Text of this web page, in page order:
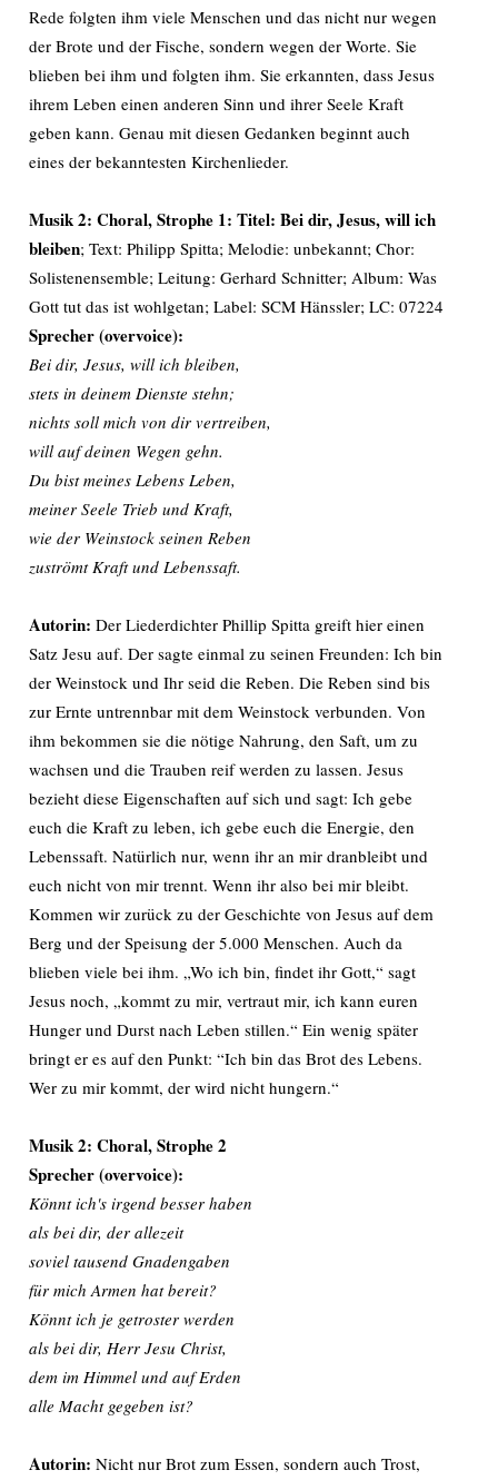
Rede folgten ihm viele Menschen und das nicht nur wegen
der Brote und der Fische, sondern wegen der Worte. Sie
blieben bei ihm und folgten ihm. Sie erkannten, dass Jesus
ihrem Leben einen anderen Sinn und ihrer Seele Kraft
geben kann. Genau mit diesen Gedanken beginnt auch
eines der bekanntesten Kirchenlieder.
Musik 2: Choral, Strophe 1: Titel: Bei dir, Jesus, will ich
bleiben; Text: Philipp Spitta; Melodie: unbekannt; Chor:
Solistenensemble; Leitung: Gerhard Schnitter; Album: Was
Gott tut das ist wohlgetan; Label: SCM Hänssler; LC: 07224
Sprecher (overvoice):
Bei dir, Jesus, will ich bleiben,
stets in deinem Dienste stehn;
nichts soll mich von dir vertreiben,
will auf deinen Wegen gehn.
Du bist meines Lebens Leben,
meiner Seele Trieb und Kraft,
wie der Weinstock seinen Reben
zuströmt Kraft und Lebenssaft.
Autorin: Der Liederdichter Phillip Spitta greift hier einen
Satz Jesu auf. Der sagte einmal zu seinen Freunden: Ich bin
der Weinstock und Ihr seid die Reben. Die Reben sind bis
zur Ernte untrennbar mit dem Weinstock verbunden. Von
ihm bekommen sie die nötige Nahrung, den Saft, um zu
wachsen und die Trauben reif werden zu lassen. Jesus
bezieht diese Eigenschaften auf sich und sagt: Ich gebe
euch die Kraft zu leben, ich gebe euch die Energie, den
Lebenssaft. Natürlich nur, wenn ihr an mir dranbleibt und
euch nicht von mir trennt. Wenn ihr also bei mir bleibt.
Kommen wir zurück zu der Geschichte von Jesus auf dem
Berg und der Speisung der 5.000 Menschen. Auch da
blieben viele bei ihm. „Wo ich bin, findet ihr Gott,“ sagt
Jesus noch, „kommt zu mir, vertraut mir, ich kann euren
Hunger und Durst nach Leben stillen.“ Ein wenig später
bringt er es auf den Punkt: “Ich bin das Brot des Lebens.
Wer zu mir kommt, der wird nicht hungern.“
Musik 2: Choral,Strophe 2
Sprecher (overvoice):
Könnt ich's irgend besser haben
als bei dir, der allezeit
soviel tausend Gnadengaben
für mich Armen hat bereit?
Könnt ich je getroster werden
als bei dir, Herr Jesu Christ,
dem im Himmel und auf Erden
alle Macht gegeben ist?
Autorin: Nicht nur Brot zum Essen, sondern auch Trost,